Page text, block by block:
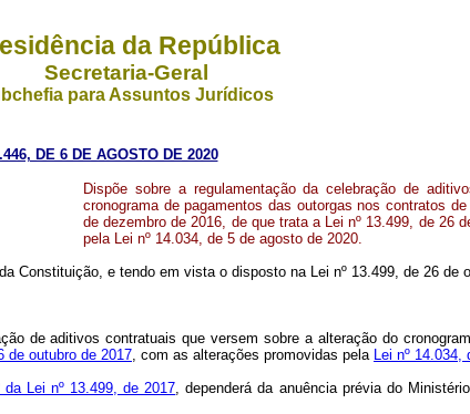
da República
Secretaria-Geral
para Assuntos Jurídicos
DE 6 DE AGOSTO DE 2020
Dispõe sobre a regulamentação da celebração de
cronograma de pagamentos das outorgas nos contratos
de dezembro de 2016, de que trata a Lei nº 13.499, de 26
pela Lei nº 14.034, de 5 de agosto de 2020.
Constituição, e tendo em vista o disposto na Lei nº 13.499, de 26 de
de aditivos contratuais que versem sobre a alteração do
de outubro de 2017, com as alterações promovidas pela Lei nº 14.034,
da Lei nº 13.499, de 2017, dependerá da anuência prévia do